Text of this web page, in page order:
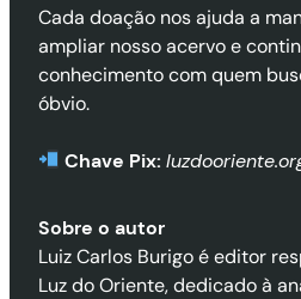
Cada doação nos ajuda a
ampliar nosso acervo e
conhecimento com quem
óbvio.
Chave Pix:
Sobre o autor
Luiz Carlos Burigo é editor
Luz do Oriente, dedicado à